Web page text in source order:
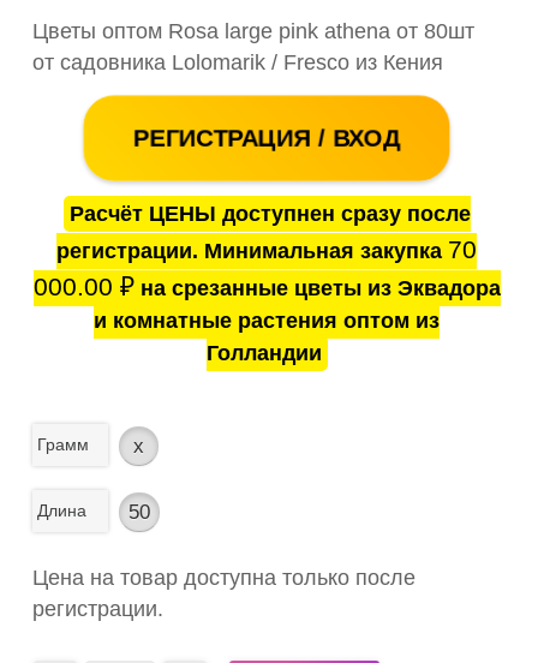
Цветы оптом Rosa large pink athena от 80шт
от садовника Lolomarik / Fresco из Кения
РЕГИСТРАЦИЯ / ВХОД
Расчёт ЦЕНЫ доступнен сразу после
регистрации. Минимальная закупка 70
000.00 ₽на срезанные цветы из Эквадора
и комнатные растения оптом из
Голландии
Грамм x
Длина 50
Цена на товар доступна только после
регистрации.